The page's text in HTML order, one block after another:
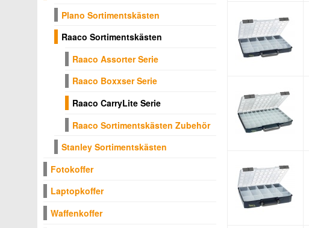
Plano Sortimentskästen
Raaco Sortimentskästen
Raaco Assorter Serie
Raaco Boxxser Serie
Raaco CarryLite Serie
Raaco Sortimentskästen Zubehör
Stanley Sortimentskästen
Fotokoffer
Laptopkoffer
Waffenkoffer